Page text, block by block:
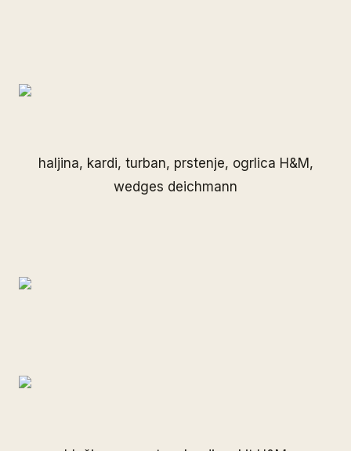
haljina, kardi, turban, prstenje, ogrlica H&M,
wedges deichmann